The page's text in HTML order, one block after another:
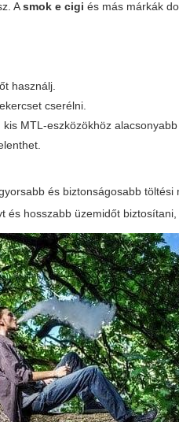
Asmok e cigi és más márkák
használj.
cserélni.
MTL-eszközökhöz alacsonyabb
és biztonságosabb töltési
és hosszabb üzemidőt